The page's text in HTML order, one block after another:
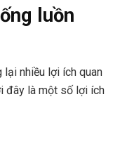
luồn
nhiều lợi ích quan
đây là một số lợi ích